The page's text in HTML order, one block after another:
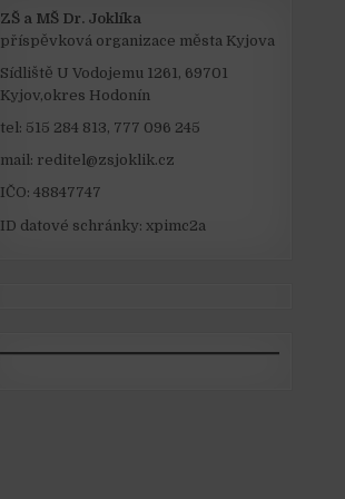
ZŠ a MŠ Dr. Joklíka
příspěvková organizace města Kyjova
Sídliště U Vodojemu 1261, 69701
Kyjov,okres Hodonín
tel: 515 284 813, 777 096 245
mail: reditel@zsjoklik.cz
IČO: 48847747
ID datové schránky: xpimc2a